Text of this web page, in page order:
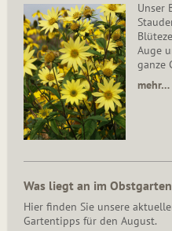
Unser
Auge
ganze
mehr…
Was liegt an im
Hier finden Sie unsere
Gartentipps für den August.